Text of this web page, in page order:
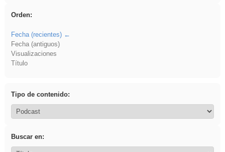
Orden:
Fecha (recientes)
Fecha (antiguos)
Visualizaciones
Título
Tipo de contenido:
Buscar en: